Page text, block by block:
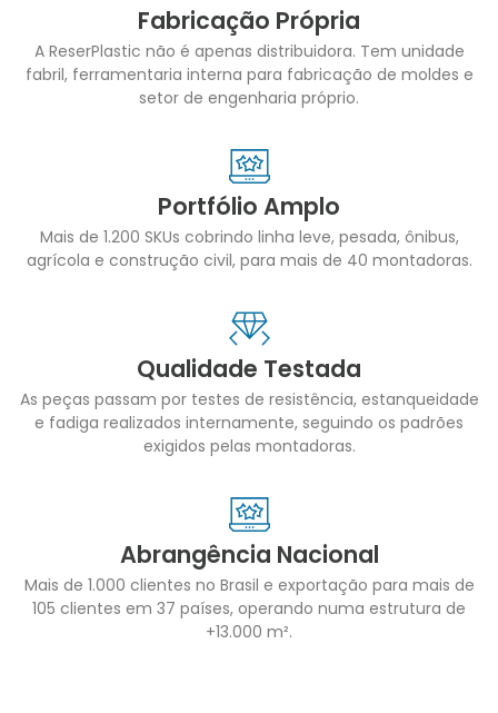
Fabricação Própria
A ReserPlastic não é apenas distribuidora. Tem unidade
fabril, ferramentaria interna para fabricação de moldes e
setor de engenharia próprio.
Portfólio Amplo
Mais de 1.200 SKUs cobrindo linha leve, pesada, ônibus,
agrícola e construção civil, para mais de 40 montadoras.
Qualidade Testada
As peças passam por testes de resistência, estanqueidade
e fadiga realizados internamente, seguindo os padrões
exigidos pelas montadoras.
Abrangência Nacional
Mais de 1.000 clientes no Brasil e exportação para mais de
105 clientes em 37 países, operando numa estrutura de
+13.000 m².